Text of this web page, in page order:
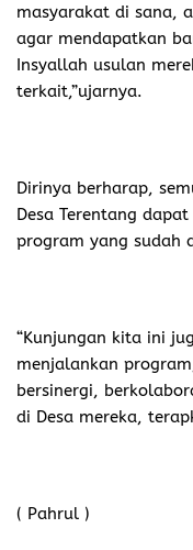
masyarakat di sana,
agar mendapatkan
Insyallah usulan
terkait,”ujarnya.
Dirinya berharap,
Desa Terentang
program yang sudah
“Kunjungan kita ini
menjalankan
bersinergi,
di Desa mereka,
( Pahrul )